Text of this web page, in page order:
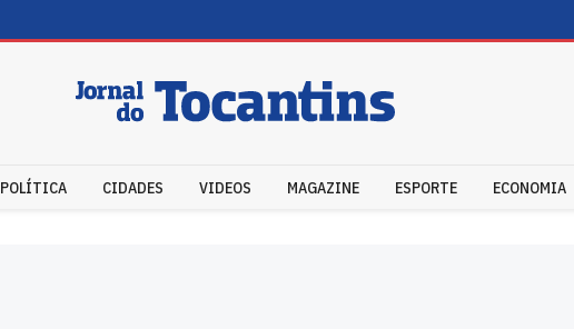
POLÍTICA CIDADES VIDEOS MAGAZINE ESPORTE ECONOMIA